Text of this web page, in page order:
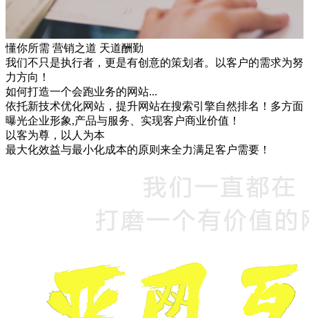
懂你所需 营销之道 天道酬勤
我们不只是执行者，更是有创意的策划者。以客户的需求为努
力方向！
如何打造一个会跑业务的网站...
依托新技术优化网站，提升网站在搜索引擎自然排名！多方面
曝光企业形象,产品与服务、实现客户商业价值！
以客为尊，以人为本
最大化效益与最小化成本的原则来全力满足客户需要！